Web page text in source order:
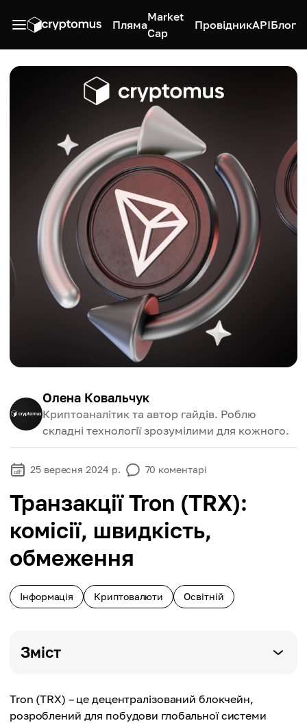
Пляма
Market
Cap
ПровідникAPIБлог
Олена Ковальчук
Криптоаналітик та автор гайдів. Роблю
складні технології зрозумілими для кожного.
25 вересня 2024 р. 70 коментарі
Транзакції Tron (TRX):
комісії, швидкість,
обмеження
Інформація Криптовалюти Освітній
Зміст
Tron (TRX) – це децентралізований блокчейн,
розроблений для побудови глобальної системи